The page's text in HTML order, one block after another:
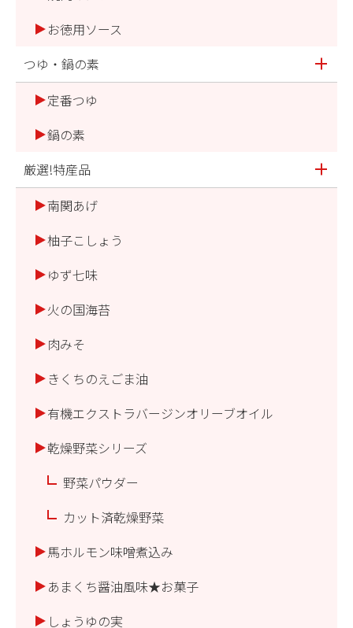
お徳用ソース
つゆ・鍋の素
定番つゆ
鍋の素
厳選!特産品
南関あげ
柚子こしょう
ゆず七味
火の国海苔
肉みそ
きくちのえごま油
有機エクストラバージンオリーブオイル
乾燥野菜シリーズ
野菜パウダー
カット済乾燥野菜
馬ホルモン味噌煮込み
あまくち醤油風味★お菓子
しょうゆの実